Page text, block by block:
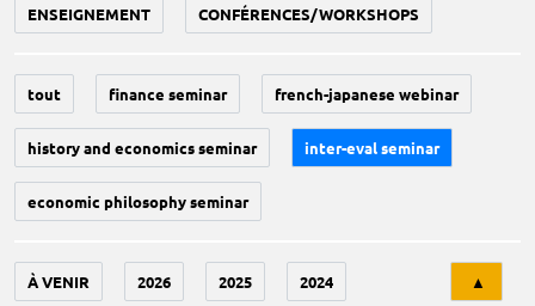
ENSEIGNEMENT CONFÉRENCES/WORKSHOPS
tout finance seminar french-japanese webinar
history and economics seminar inter-eval seminar
economic philosophy seminar
À VENIR 2026 2025 2024 ▲